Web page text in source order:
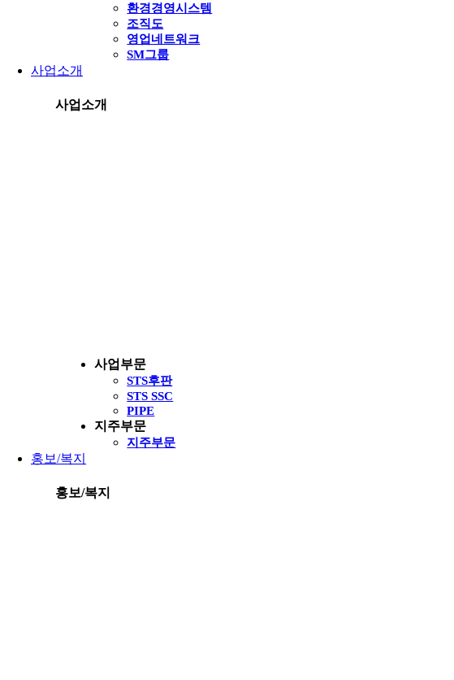
환경경영시스템
조직도
영업네트워크
SM그룹
사업소개
사업소개
사업부문
STS후판
STS SSC
PIPE
지주부문
지주부문
홍보/복지
홍보/복지